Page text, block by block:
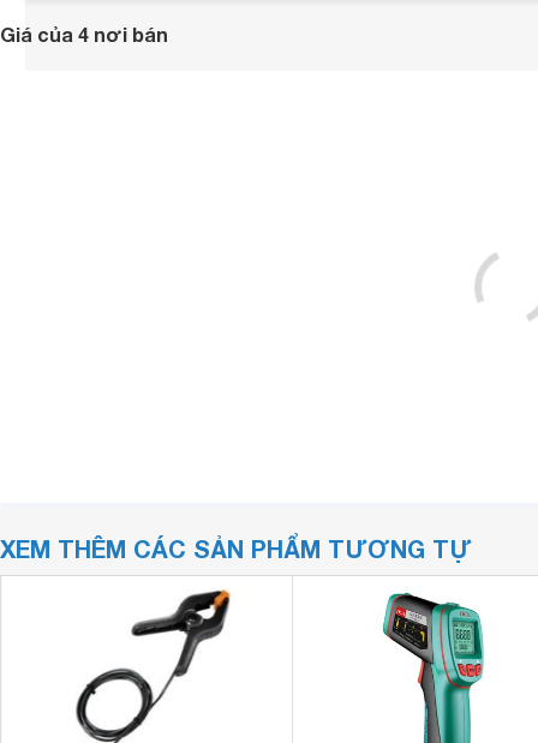
Giá của 4 nơi bán
XEM THÊM CÁC SẢN PHẨM TƯƠNG TỰ